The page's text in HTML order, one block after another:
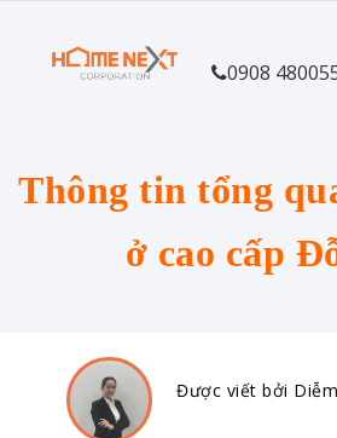
0908
Thông tin tổng
ở cao cấp
Được viết bởi